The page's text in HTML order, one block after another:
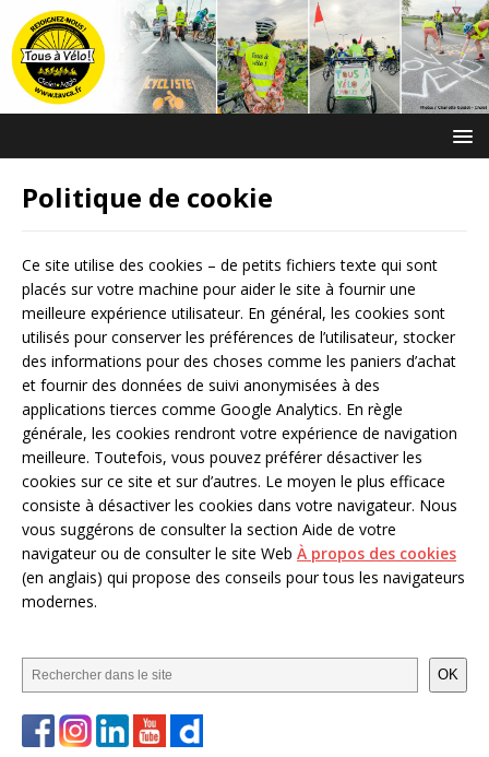
Politique de cookie
Ce site utilise des cookies – de petits fichiers texte qui sont
placés sur votre machine pour aider le site à fournir une
meilleure expérience utilisateur. En général, les cookies sont
utilisés pour conserver les préférences de l’utilisateur, stocker
des informations pour des choses comme les paniers d’achat
et fournir des données de suivi anonymisées à des
applications tierces comme Google Analytics. En règle
générale, les cookies rendront votre expérience de navigation
meilleure. Toutefois, vous pouvez préférer désactiver les
cookies sur ce site et sur d’autres. Le moyen le plus efficace
consiste à désactiver les cookies dans votre navigateur. Nous
vous suggérons de consulter la section Aide de votre
navigateur ou de consulter le site Web À propos des cookies
(en anglais) qui propose des conseils pour tous les navigateurs
modernes.
OK